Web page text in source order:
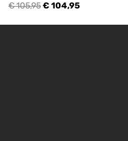
€ 105,95€ 104,95